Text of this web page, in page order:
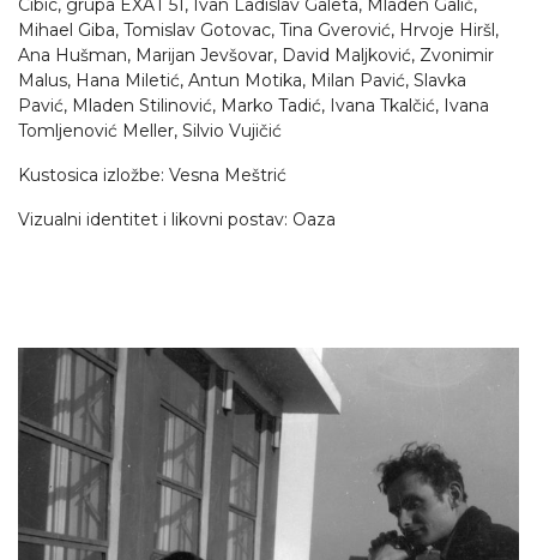
Cibic, grupa EXAT 51, Ivan Ladislav Galeta, Mladen Galić,
Mihael Giba, Tomislav Gotovac, Tina Gverović, Hrvoje Hiršl,
Ana Hušman, Marijan Jevšovar, David Maljković, Zvonimir
Malus, Hana Miletić, Antun Motika, Milan Pavić, Slavka
Pavić, Mladen Stilinović, Marko Tadić, Ivana Tkalčić, Ivana
Tomljenović Meller, Silvio Vujičić
Kustosica izložbe: Vesna Meštrić
Vizualni identitet i likovni postav: Oaza